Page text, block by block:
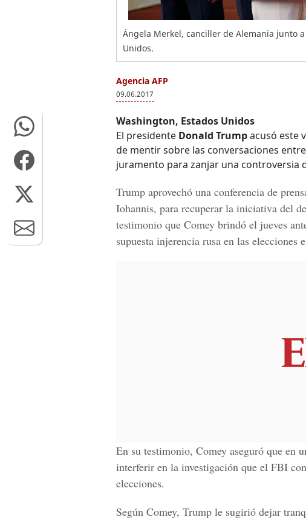
Ángela Merkel, canciller de Alemania junto
Unidos.
Agencia AFP
09.06.2017
Washington, Estados Unidos
El presidente Donald Trumpacusó este
de mentir sobre las conversaciones
juramento para zanjar una controversia
Trump aprovechó una conferencia de
Iohannis, para recuperar la iniciativa del
testimonio que Comey brindó el jueves
supuesta injerencia rusa en las elecciones
En su testimonio, Comey aseguró que en
interferir en la investigación que el FBI
elecciones.
Según Comey, Trump le sugirió dejar